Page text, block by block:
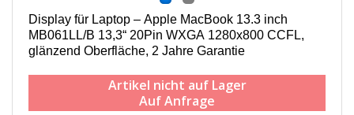
Display für Laptop – Apple MacBook 13.3 inch
MB061LL/B 13,3“ 20Pin WXGA 1280x800 CCFL,
g länzend Oberfläche, 2 Jahre Garantie
Artikel nicht auf Lager
Auf Anfrage